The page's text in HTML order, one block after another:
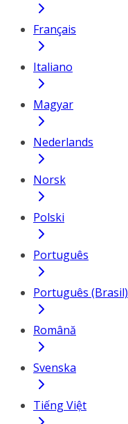
Français
Italiano
Magyar
Nederlands
Norsk
Polski
Português
Português (Brasil)
Română
Svenska
Tiếng Việt